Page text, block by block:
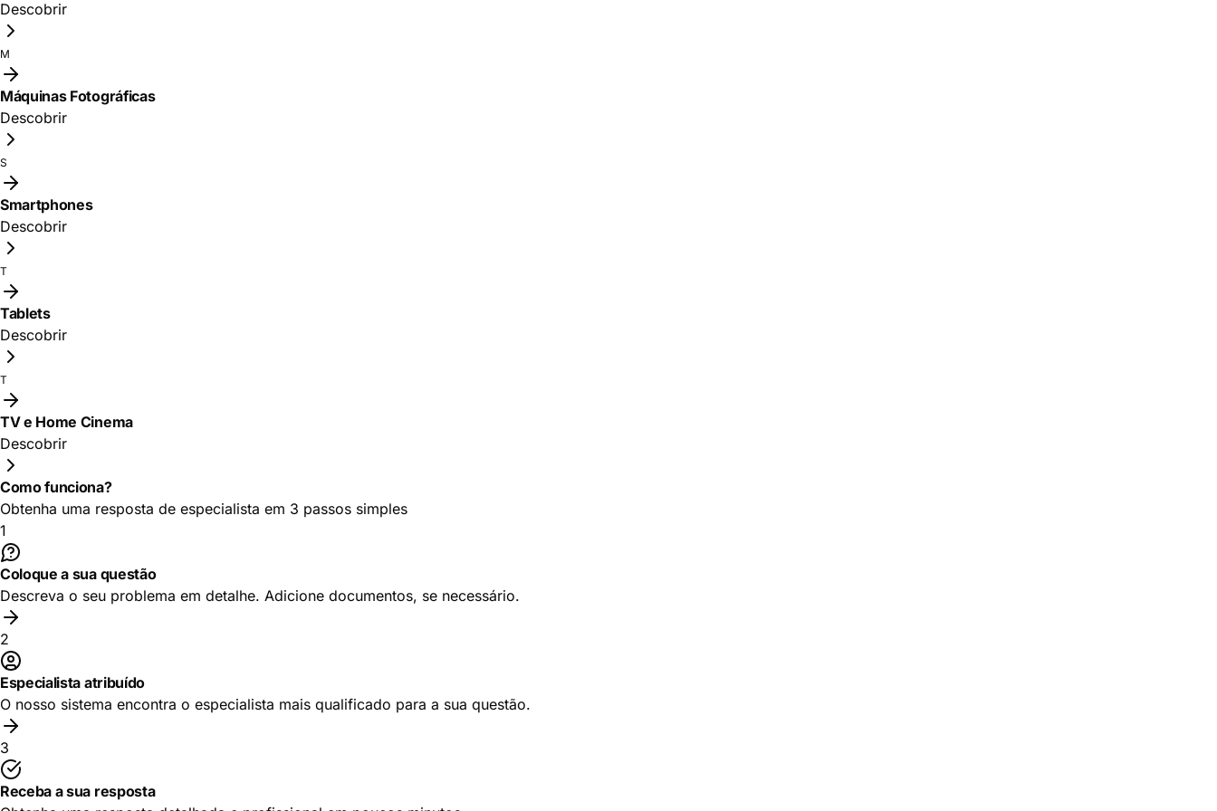
Descobrir
M
Máquinas Fotográficas
Descobrir
S
Smartphones
Descobrir
T
Tablets
Descobrir
T
TV e Home Cinema
Descobrir
Como funciona?
Obtenha uma resposta de especialista em 3 passos simples
1
Coloque a sua questão
Descreva o seu problema em detalhe. Adicione documentos, se necessário.
2
Especialista atribuído
O nosso sistema encontra o especialista mais qualificado para a sua questão.
3
Receba a sua resposta